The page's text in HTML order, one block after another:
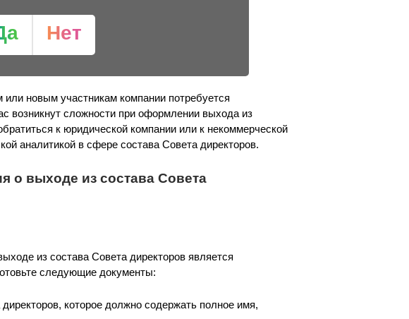
Нет
новым участникам компании потребуется
возникнут сложности при оформлении выхода из
к юридической компании или к некоммерческой
аналитикой в сфере состава Совета директоров.
о выходе из состава Совета
из состава Совета директоров является
следующие документы:
которое должно содержать полное имя,